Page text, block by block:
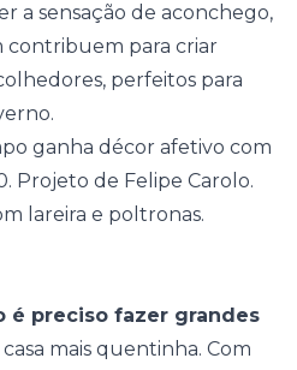
a sensação de aconchego,
contribuem para criar
perfeitos para
é preciso fazer grandes
mais quentinha. Com